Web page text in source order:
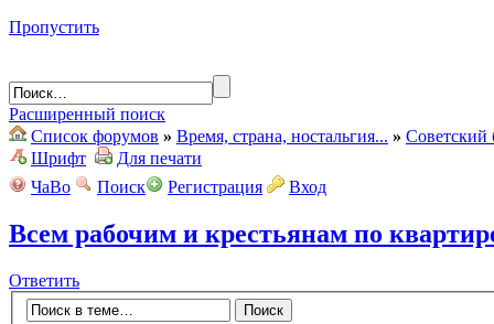
Пропустить
Расширенный поиск
Список форумов » Время, страна, ностальгия... » Советский
Шрифт
Для печати
ЧаВо
Поиск Регистрация Вход
Всем рабочим и крестьянам по
Ответить